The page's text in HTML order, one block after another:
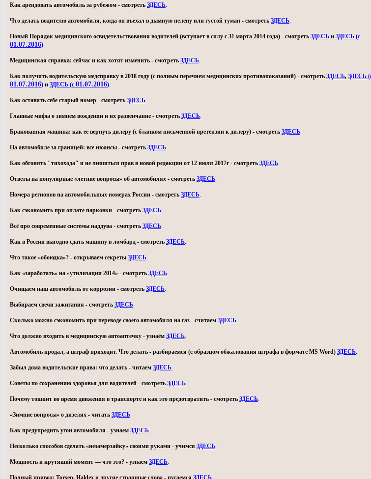
Как арендовать автомобиль за рубежом - смотреть ЗДЕСЬ.
Что делать водителю автомобиля, когда он въехал в дымную пелену или густой туман - смотреть ЗДЕСЬ.
Новый Порядок медицинского освидетельствования водителей (вступает в силу с 31 марта 2014 года) - смотреть ЗДЕСЬ и ЗДЕСЬ (с
01.07.2016).
Медицинская справка: сейчас и как хотят изменить - смотреть ЗДЕСЬ.
Как получить водительскую медсправку в 2018 году (с полным перечнем медицинских противопоказаний) - смотреть ЗДЕСЬ, ЗДЕСЬ
01.07.2016) и ЗДЕСЬ (с 01.07.2016).
Как оставить себе старый номер - смотреть ЗДЕСЬ.
Главные мифы о зимнем вождении и их развенчание - смотреть ЗДЕСЬ.
Бракованная машина: как ее вернуть дилеру (с бланком письменной претензии к дилеру) - смотреть ЗДЕСЬ.
На автомобиле за границей: все нюансы - смотреть ЗДЕСЬ.
Как обгонять "тихохода" и не лишиться прав в новой редакции от 12 июля 2017г - смотреть ЗДЕСЬ.
Ответы на популярные «летние вопросы» об автомобилях - смотреть ЗДЕСЬ.
Номера регионов на автомобильных номерах России - смотреть ЗДЕСЬ.
Как сэкономить при оплате парковки - смотреть ЗДЕСЬ.
Всё про современные системы наддува - смотреть ЗДЕСЬ.
Как в России выгодно сдать машину в ломбард - смотреть ЗДЕСЬ.
Что такое «обоюдка»? - открываем секреты ЗДЕСЬ.
Как «заработать» на «утилизации 2014» - смотреть ЗДЕСЬ.
Очищаем наш автомобиль от коррозии - смотреть ЗДЕСЬ.
Выбираем свечи зажигания - смотреть ЗДЕСЬ.
Сколько можно сэкономить при переводе своего автомобиля на газ - считаем ЗДЕСЬ.
Что должно входить в медицинскую автоаптечку - узнаём ЗДЕСЬ.
Автомобиль продал, а штраф приходит. Что делать - разбираемся (с образцом обжалования штрафа в формате MS Word) ЗДЕСЬ.
Забыл дома водительские права: что делать - читаем ЗДЕСЬ.
Советы по сохранению здоровья для водителей - смотреть ЗДЕСЬ.
Почему тошнит во время движения в транспорте и как это предотвратить - смотреть ЗДЕСЬ.
«Зимние вопросы» о дизелях - читать ЗДЕСЬ.
Как предупредить угон автомобиля - узнаем ЗДЕСЬ.
Несколько способов сделать «незамерзайку» своими руками - учимся ЗДЕСЬ.
Мощность и крутящий момент — что это? - узнаем ЗДЕСЬ.
Полный привод: Torsen, Haldex и другие страшные слова - пугаемся ЗДЕСЬ